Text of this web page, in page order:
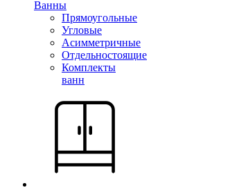
Ванны
Прямоугольные
Угловые
Асимметричные
Отдельностоящие
Комплекты
ванн